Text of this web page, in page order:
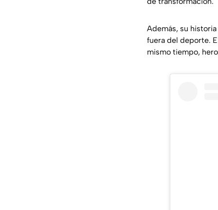
Además, su
fuera del deporte.
mismo tiempo,